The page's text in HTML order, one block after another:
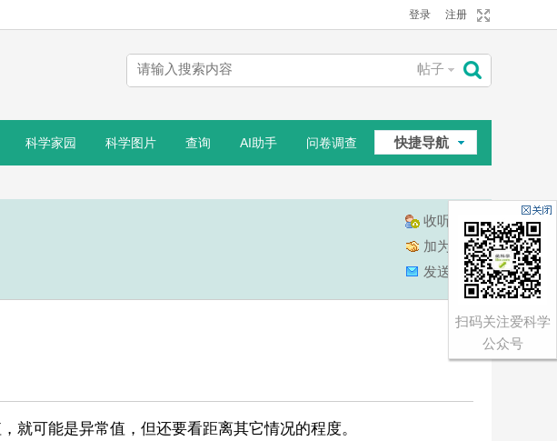
登录 注册
帖子
快捷导航
科学家园 科学图片 查询 AI助手 问卷调查
收听TA
加为好友
发送消息
就可能是异常值，但还要看距离其它情况的程度。
扫码关注爱科学
公众号